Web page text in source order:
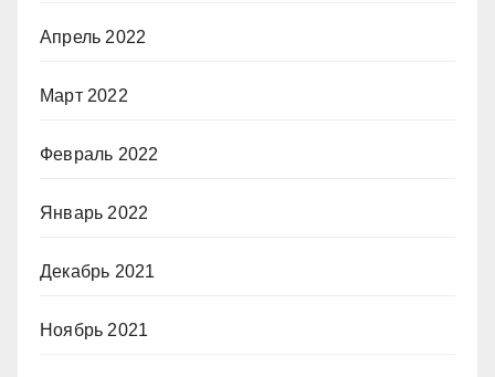
Апрель 2022
Март 2022
Февраль 2022
Январь 2022
Декабрь 2021
Ноябрь 2021